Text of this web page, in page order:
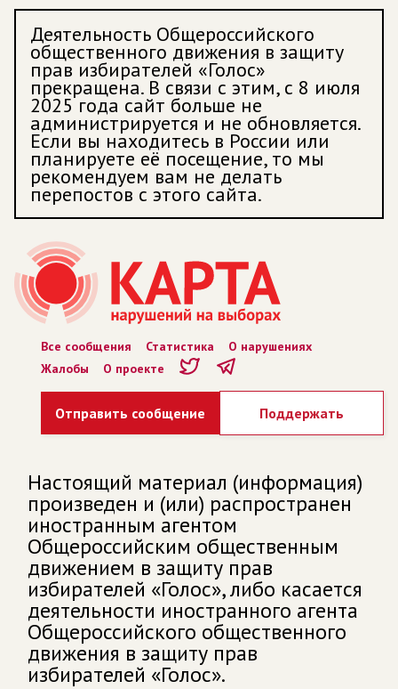
Деятельность Общероссийского
общественного движения в защиту
прав избирателей «Голос»
прекращена. В связи с этим, с 8 июля
2025 года сайт больше не
администрируется и не обновляется.
Если вы находитесь в России или
планируете её посещение, то мы
рекомендуем вам не делать
перепостов с этого сайта.
Все сообщения Статистика
О нарушениях
Жалобы
О проекте
Отправить сообщение Поддержать
Настоящий материал (информация)
произведен и (или) распространен
иностранным агентом
Общероссийским общественным
движением в защиту прав
избирателей «Голос», либо касается
деятельности иностранного агента
Общероссийского общественного
движения в защиту прав
избирателей «Голос».